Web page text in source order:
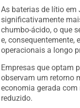
As baterias de lítio
significativamente
chumbo-ácido, o que
e, consequentemente,
operacionais a longo
Empresas que optam
observam um retorno
economia gerada
reduzido.